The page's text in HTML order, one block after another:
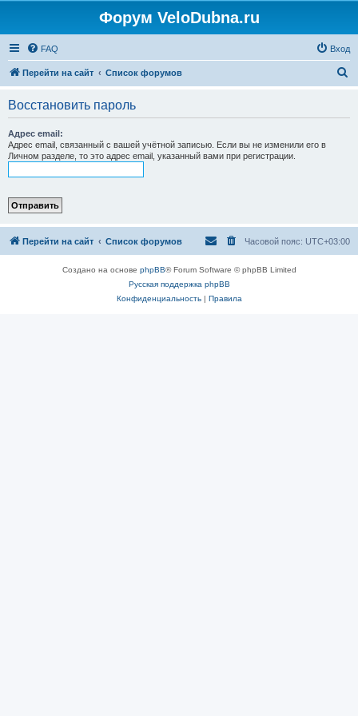
Форум VeloDubna.ru
FAQ Вход
Перейти на сайт Список форумов
Восстановить пароль
Адрес email:
Адрес email, связанный с вашей учётной записью. Если вы не изменили его в
Личном разделе, то это адрес email, указанный вами при регистрации.
Перейти на сайт Список форумов Часовой пояс: UTC+03:00
Создано на основе phpBB® Forum Software © phpBB Limited
Русская поддержка phpBB
Конфиденциальность| Правила